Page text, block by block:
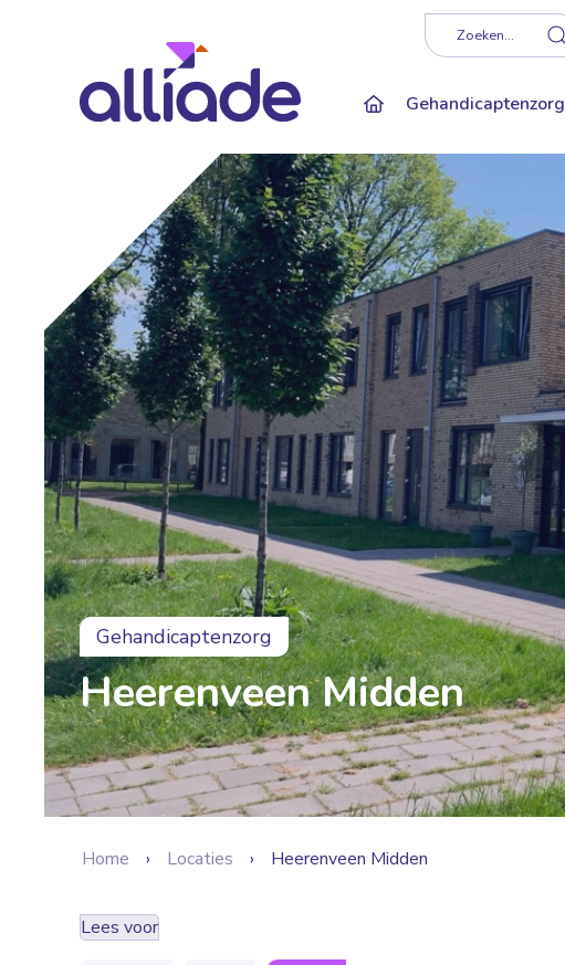
Zoeken...
Darkmode: Off
Gehandicaptenzorg
Gehandicaptenzorg
Heerenveen Midden
Home Locaties Heerenveen Midden
Lees voor